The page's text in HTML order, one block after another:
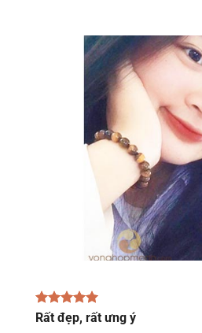
Rất đẹp, rất ưng ý